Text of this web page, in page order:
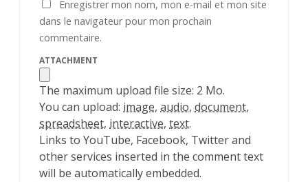
Enregistrer mon nom, mon e-mail et mon site
dans le navigateur pour mon prochain
commentaire.
ATTACHMENT
The maximum upload file size: 2 Mo.
You can upload: image, audio, document,
spreadsheet, interactive, text.
Links to YouTube, Facebook, Twitter and
other services inserted in the comment text
will be automatically embedded.